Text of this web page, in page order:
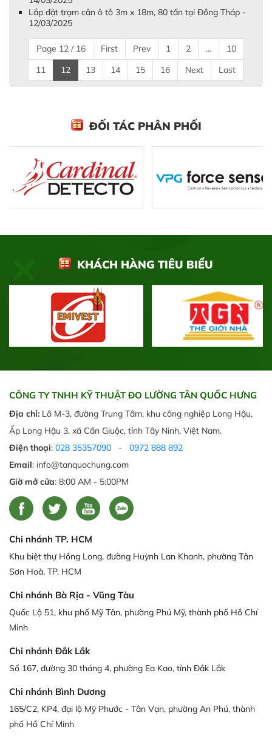
Lắp đặt trạm cân ô tô 3m x 18m, 80 tấn tại Đồng Tháp -
12/03/2025
Page 12 / 16 First Prev 1 2 ...
10
11
12 13 14 15 16 Next Last
ĐỐI TÁC PHÂN PHỐI
KHÁCH HÀNG TIÊU BIỂU
CÔNG TY TNHH KỸ THUẬT ĐO LƯỜNG TÂN QUỐC HƯNG
Địa chỉ: Lô M-3, đường Trung Tâm, khu công nghiệp Long Hậu,
Ấp Long Hậu 3, xã Cần Giuộc, tỉnh Tây Ninh, Việt Nam.
Điện thoại: 028 35357090 -
0972 888 892
Email: info@tanquochung.com
Giờ mở cửa: 8:00 AM - 5:00PM
Chi nhánh TP. HCM
Khu biệt thự Hồng Long, đường Huỳnh Lan Khanh, phường Tân
Sơn Hoà, TP. HCM
Chi nhánh Bà Rịa - Vũng Tàu
Quốc Lộ 51, khu phố Mỹ Tân, phường Phú Mỹ, thành phố Hồ Chí
Minh
Chi nhánh Đắk Lắk
Số 167, đường 30 tháng 4, phường Ea Kao, tỉnh Đắk Lắk
Chi nhánh Bình Dương
165/C2, KP4, đại lộ Mỹ Phước - Tân Vạn, phường An Phú, thành
phố Hồ Chí Minh